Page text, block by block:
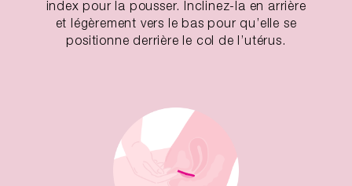
index pour la pousser. Inclinez-la en arrière
et légèrement vers le bas pour qu’elle se
positionne derrière le col de l’utérus.